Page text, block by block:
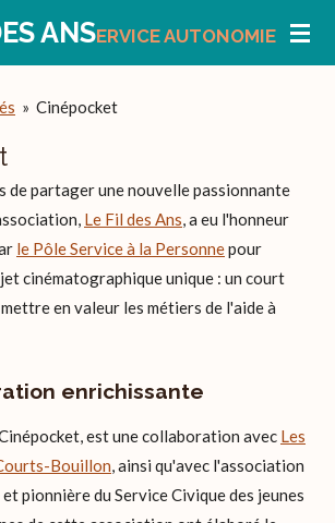
ANSERVICEAUTONOMIE
» Cinépocket
de partager une nouvelle passionnante
Le Fil des Ans, a eu l'honneur
le Pôle Service à la Personnepour
cinématographique unique : un court
en valeur les métiers de l'aide à
enrichissante
est une collaboration avec Les
Bouillon , ainsi qu'avec l'association
et pionnière du Service Civique des jeunes